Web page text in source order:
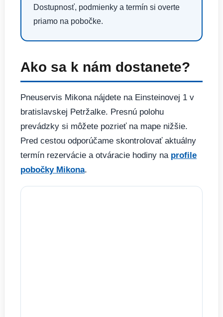
Dostupnosť, podmienky a termín si overte
priamo na pobočke.
Ako sa k nám dostanete?
Pneuservis Mikona nájdete na Einsteinovej 1 v
bratislavskej Petržalke. Presnú polohu
prevádzky si môžete pozrieť na mape nižšie.
Pred cestou odporúčame skontrolovať aktuálny
termín rezervácie a otváracie hodiny na profile
pobočky Mikona.